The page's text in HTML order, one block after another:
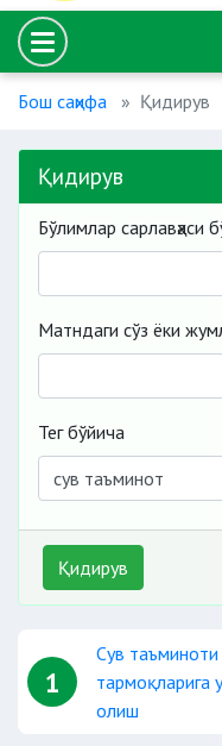
Бош саҳифа Қидирув
Қидирув
Бўлимлар сарлавҳаси
Матндаги сўз ёки
Тег бўйича
Қидирув
1
Сув
тармоқларига
олиш